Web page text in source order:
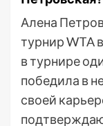
Алена
турнир WTA
в турнире
победила в
своей